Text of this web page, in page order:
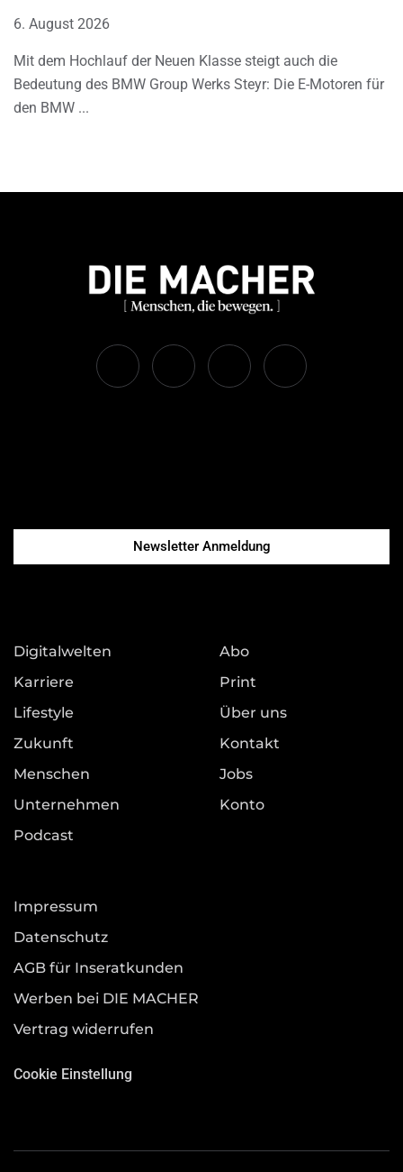
6. August 2026
Mit dem Hochlauf der Neuen Klasse steigt auch die
Bedeutung des BMW Group Werks Steyr: Die E-Motoren für
den BMW
Newsletter Anmeldung
Digitalwelten
Karriere
Lifestyle
Zukunft
Menschen
Unternehmen
Podcast
Abo
Print
Über uns
Kontakt
Jobs
Konto
Impressum
Datenschutz
AGB für Inseratkunden
Werben bei DIE MACHER
Vertrag widerrufen
Cookie Einstellung